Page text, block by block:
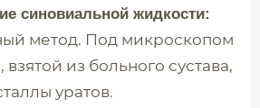
синовиальной жидкости:
метод. Под микроскопом
из больного сустава,
уратов.